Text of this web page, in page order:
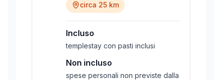
circa 25 km
Incluso
templestay con pasti inclusi
Non incluso
spese personali non previste dalla